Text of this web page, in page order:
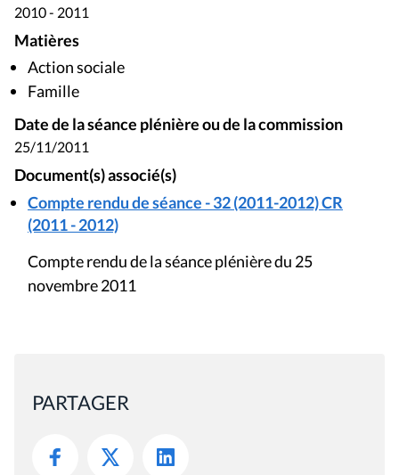
2010 - 2011
Matières
Action sociale
Famille
Date de la séance plénière ou de la commission
25/11/2011
Document(s) associé(s)
Compte rendu de séance - 32 (2011-2012) CR
(2011 - 2012)
Compte rendu de la séance plénière du 25
novembre 2011
PARTAGER